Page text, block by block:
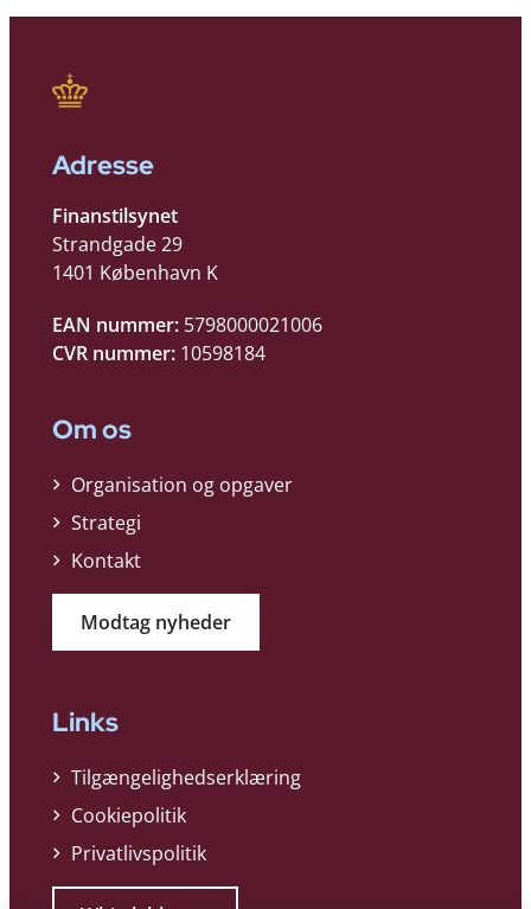
Adresse
Finanstilsynet
Strandgade 29
1401 København K
EAN nummer: 5798000021006
CVR nummer: 10598184
Om os
Organisation og opgaver
Strategi
Kontakt
Modtag nyheder
Links
Tilgængelighedserklæring
Cookiepolitik
Privatlivspolitik